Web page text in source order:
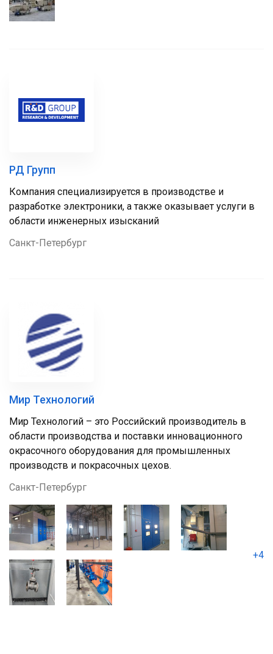
РД Групп
Компания специализируется в производстве и
разработке электроники, а также оказывает услуги в
области инженерных изысканий
Санкт-Петербург
Мир Технологий
Мир Технологий – это Российский производитель в
области производства и поставки инновационного
окрасочного оборудования для промышленных
производств и покрасочных цехов.
Санкт-Петербург
+4